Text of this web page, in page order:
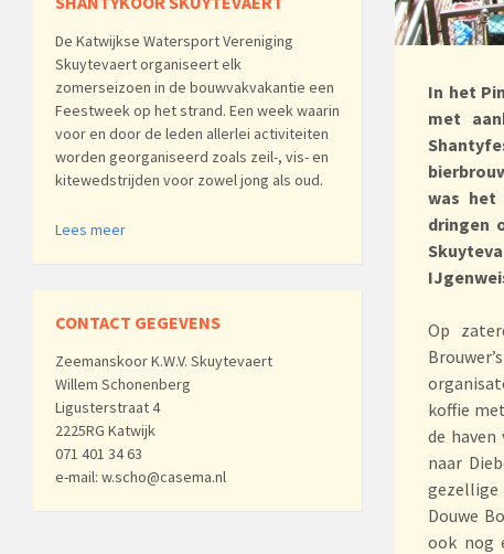
In het
met
was het
dringen
Op
koffie
de
naar
gezellige
Douwe
ook nog
De Katwijkse Watersport Vereniging
Skuytevaert organiseert elk
zomerseizoen in de bouwvakvakantie een
Feestweek op het strand. Een week waarin
voor en door de leden allerlei activiteiten
worden georganiseerd zoals zeil-, vis- en
kitewedstrijden voor zowel jong als oud.
Lees meer
CONTACT GEGEVENS
Zeemanskoor K.W.V. Skuytevaert
Willem Schonenberg
Ligusterstraat 4
2225RG Katwijk
071 401 34 63
e-mail: w.scho@casema.nl